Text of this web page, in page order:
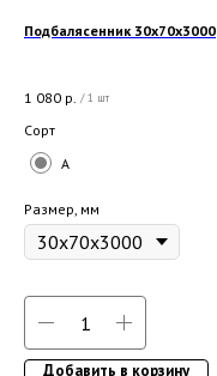
Подбалясенник 30x70x3000
1 080 р. / 1 шт
Сорт
A
Размер, мм
Добавить в корзину